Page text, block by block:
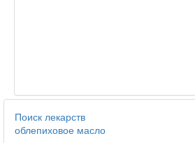
Поиск лекарств
облепиховое масло